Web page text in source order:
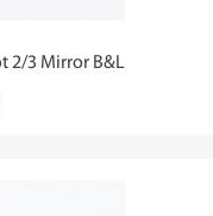
2/3 Mirror B&L